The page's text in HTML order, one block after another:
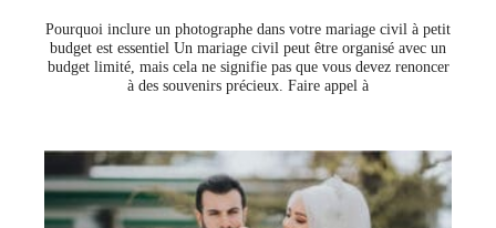
Pourquoi inclure un photographe dans votre mariage civil à petit
budget est essentiel Un mariage civil peut être organisé avec un
budget limité, mais cela ne signifie pas que vous devez renoncer
à des souvenirs précieux. Faire appel à